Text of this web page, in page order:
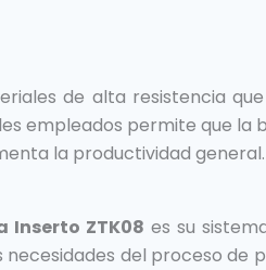
de alta resistencia
empleados permite que
la productividad general.
Inserto ZTK08 es su
del proceso de